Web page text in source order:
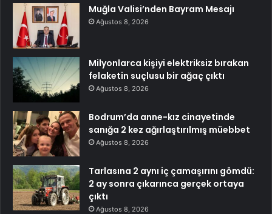
Muğla Valisi’nden Bayram Mesajı
Ağustos 8, 2026
Milyonlarca kişiyi elektriksiz bırakan
felaketin suçlusu bir ağaç çıktı
Ağustos 8, 2026
Bodrum’da anne-kız cinayetinde
sanığa 2 kez ağırlaştırılmış müebbet
Ağustos 8, 2026
Tarlasına 2 aynı iç çamaşırını gömdü:
2 ay sonra çıkarınca gerçek ortaya
çıktı
Ağustos 8, 2026